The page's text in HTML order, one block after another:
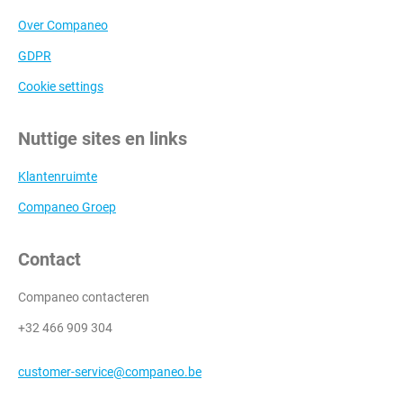
Over Companeo
GDPR
Cookie settings
Nuttige sites en links
Klantenruimte
Companeo Groep
Contact
Companeo contacteren
+32 466 909 304
customer-service@companeo.be